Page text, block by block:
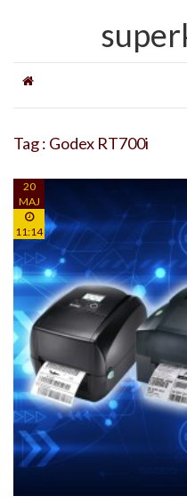
Tag : Godex RT700i
20
MAJ
11:14